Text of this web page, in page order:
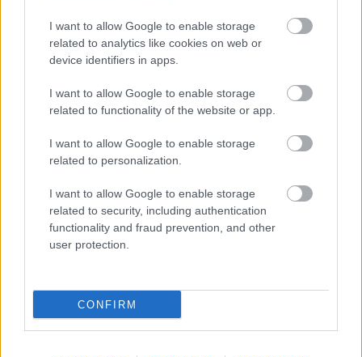
I want to allow Google to enable storage
related to analytics like cookies on web or
device identifiers in apps.
I want to allow Google to enable storage
related to functionality of the website or app.
I want to allow Google to enable storage
related to personalization.
I want to allow Google to enable storage
related to security, including authentication
functionality and fraud prevention, and other
user protection.
CONFIRM
Speciālistikonsultē: Rudens vīrusi, klepus
profilakse un ārstēšanas iespējas
Speciālistu padomi
mentālās veselības
profilaksei
Menopauze un sirds
veselība – klusais
risks, par kuru
sievietēm jāzina
1 no 10